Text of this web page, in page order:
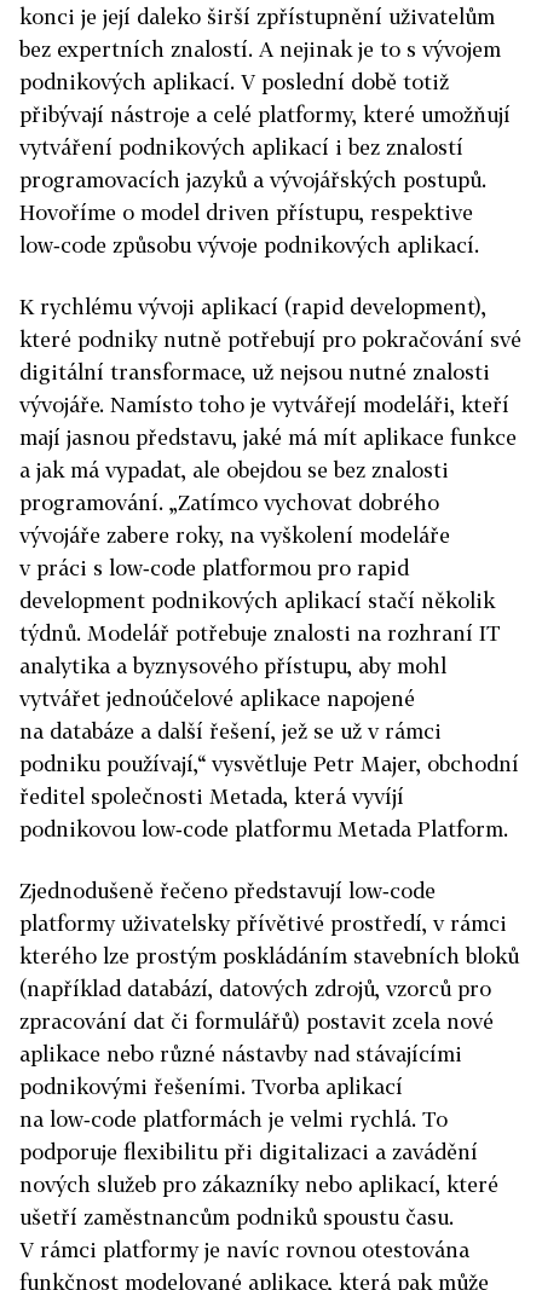
konci je její daleko širší zpřístupnění uživatelům
bez expertních znalostí. A nejinak je to s vývojem
podnikových aplikací. V poslední době totiž
přibývají nástroje a celé platformy, které umožňují
vytváření podnikových aplikací i bez znalostí
programovacích jazyků a vývojářských postupů.
Hovoříme o model driven přístupu, respektive
low‑code způsobu vývoje podnikových aplikací.
K rychlému vývoji aplikací (rapid development),
které podniky nutně potřebují pro pokračování své
digitální transformace, už nejsou nutné znalosti
vývojáře. Namísto toho je vytvářejí modeláři, kteří
mají jasnou představu, jaké má mít aplikace funkce
a jak má vypadat, ale obejdou se bez znalosti
programování. „Zatímco vychovat dobrého
vývojáře zabere roky, na vyškolení modeláře
v práci s low‑code platformou pro rapid
development podnikových aplikací stačí několik
týdnů. Modelář potřebuje znalosti na rozhraní IT
analytika a byznysového přístupu, aby mohl
vytvářet jednoúčelové aplikace napojené
na databáze a další řešení, jež se už v rámci
podniku používají,“ vysvětluje Petr Majer, obchodní
ředitel společnosti Metada, která vyvíjí
podnikovou low‑code platformu Metada Platform.
Zjednodušeně řečeno představují low‑code
platformy uživatelsky přívětivé prostředí, v rámci
kterého lze prostým poskládáním stavebních bloků
(například databází, datových zdrojů, vzorců pro
zpracování dat či formulářů) postavit zcela nové
aplikace nebo různé nástavby nad stávajícími
podnikovými řešeními. Tvorba aplikací
na low‑code platformách je velmi rychlá. To
podporuje flexibilitu při digitalizaci a zavádění
nových služeb pro zákazníky nebo aplikací, které
ušetří zaměstnancům podniků spoustu času.
V rámci platformy je navíc rovnou otestována
funkčnost modelované aplikace, která pak může